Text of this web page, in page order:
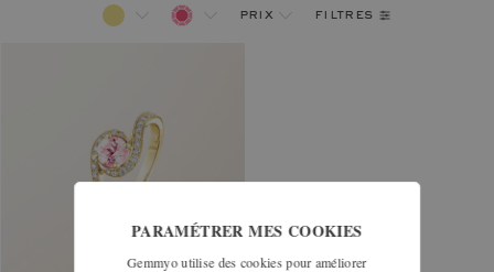
prix filtres
PARAMÉTRER MES COOKIES
Gemmyo utilise des cookies pour améliorer